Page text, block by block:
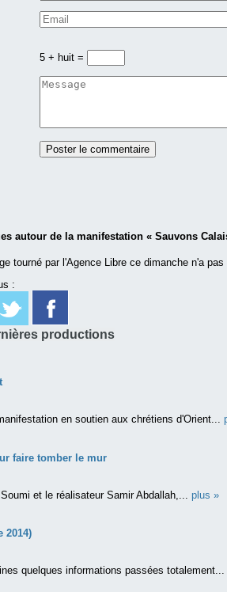
5 + huit =
autour de la manifestation « Sauvons
tourné par l'Agence Libre ce dimanche n'a
:
productions
en soutien aux chrétiens d'Orient...
faire tomber le mur
et le réalisateur Samir Abdallah,... plus »
2014)
quelques informations passées totalement...